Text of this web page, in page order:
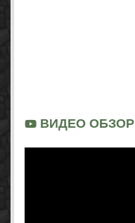
ВИДЕО ОБЗОР